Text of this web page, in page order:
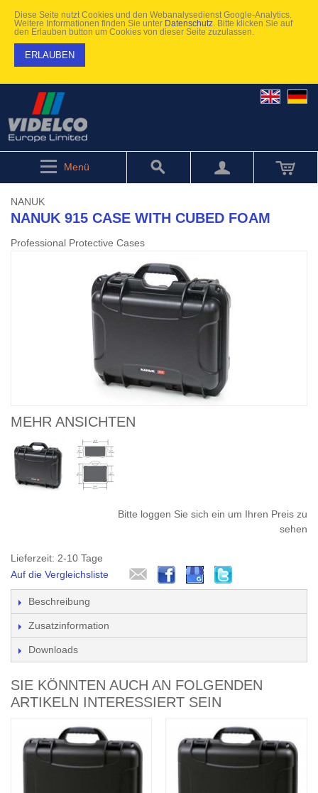
Diese Seite nutzt Cookies und den Webanalysedienst Google-Analytics.
Weitere Informationen finden Sie unter Datenschutz . Bitte klicken Sie auf
den Erlauben button um Cookies von dieser Seite zuzulassen.
ERLAUBEN
Menü
NANUK
NANUK 915 CASE WITH CUBED FOAM
Professional Protective Cases
MEHR ANSICHTEN
Bitte loggen Sie sich ein um Ihren Preis zu
sehen
Lieferzeit: 2-10 Tage
Auf die Vergleichsliste
Beschreibung
Zusatzinformation
Downloads
SIE KÖNNTEN AUCH AN FOLGENDEN
ARTIKELN INTERESSIERT SEIN